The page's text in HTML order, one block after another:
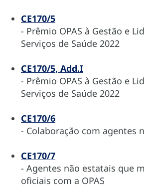
CE170/5
- Prêmio OPAS à Gestão e
Serviços de Saúde 2022
CE170/5, Add.I
- Prêmio OPAS à Gestão e
Serviços de Saúde 2022
CE170/6
- Colaboração com agentes
CE170/7
- Agentes não estatais que
oficiais com a OPAS